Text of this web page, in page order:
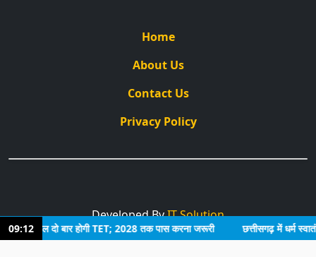
Home
About Us
Contact Us
Privacy Policy
09:12
साल दो बार होगी TET; 2028 तक पास करना जरूरी छत्तीसगढ़ में धर्म
Developed ByIT Solution